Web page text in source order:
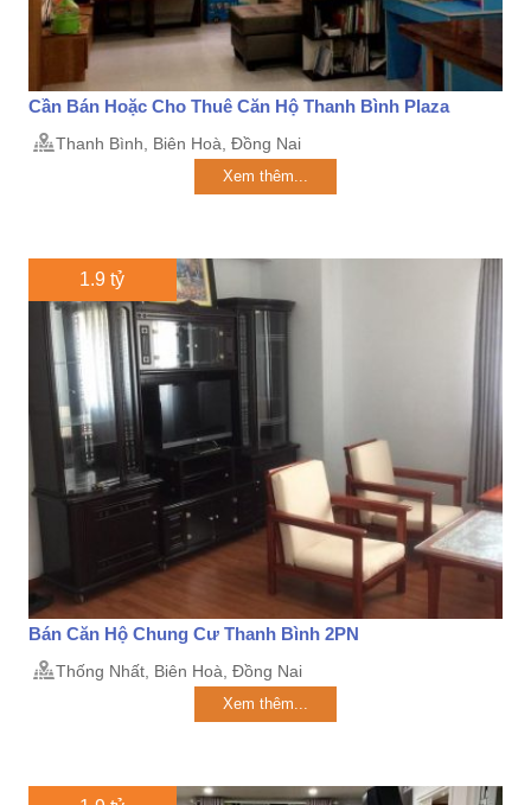
Cần Bán Hoặc Cho Thuê Căn Hộ Thanh Bình Plaza
Thanh Bình, Biên Hoà, Đồng Nai
Xem thêm...
1.9 tỷ
Bán Căn Hộ Chung Cư Thanh Bình 2PN
Thống Nhất, Biên Hoà, Đồng Nai
Xem thêm...